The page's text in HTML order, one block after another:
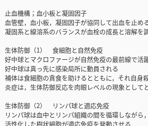
止血機構；血小板と凝固因子
血管壁，血小板，凝固因子が協同して出血を止め
凝固系と線溶系のバランスが血栓の成長と溶解を
生体防御（1） 食細胞と自然免疫
好中球とマクロファージが自然免疫の最前線で活
好中球は真っ先に感染局所に動員される
補体は食細胞の貪食を助けるとともに，それ自身
炎症は，生体防御反応を肉眼レベルの現象として
生体防御（2） リンパ球と適応免疫
リンパ球は血中とリンパ組織の間を循環しながら
活性化した樹状細胞が適応免疫を発動させる